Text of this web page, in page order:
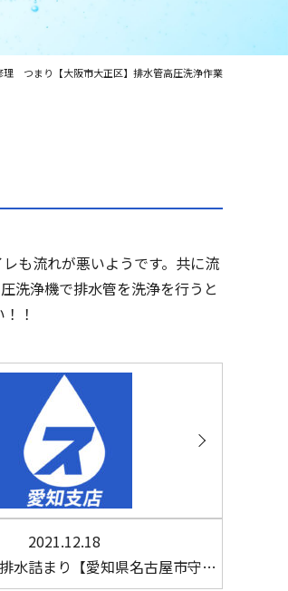
理 つまり【大阪市大正区】排水管高圧洗浄作業
も流れが悪いようです。共に流
洗浄機で排水管を洗浄を行うと
！
2021.12.18
水詰まり【愛知県名古屋市守…